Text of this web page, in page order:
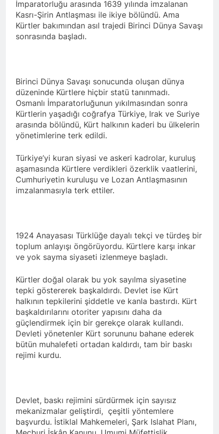
rêzdarî bi bîr tînin.
Di 79emîn salvegera
ragihandina wê de
KOMARA MEHABADÊ
RONAHÎ DIDE ME
2 Yıl Ago
Düzgün Kaplan ENKS
başkanı Mihemed İsmail ile
telefonda görüştü.
2 Yıl Ago
Hak ve Özgürlükler Partisi
HAK-PAR Parti Meclisi 11
Ocak 2025 tarihinde Ankara
Genel Merkez’de toplandı.
2 Yıl Ago
Necati TANK Erzincan-
2 Yıl Ago
HAK-PAR Suriye Kürt Ulusal
Konseyi (ENKS)
başkanlığına seçilen
Mihemed İsmail’i kutladı.
2 Yıl Ago
Roboski Katliamını
Unutmadık,
Unutturmayacağız!
2 Yıl Ago
HAK-PAR, PSK ve PWK’den
MESELESİ BARIŞÇIL
YOLLARLA VE DİYALOĞLA
ÇÖZÜLMELİDİR
2 Yıl Ago
HAK-PAR, PSK VE PWK
DİYARBAKİR-DEMİROTEL’de
gerçekleştirdikleri
konferansın ardından, 23
Aralık 2024 tarihinde saat
11.00de Gazeteciler
Cemiyetinde ortaklaştıkları bir
PWD genel başkanı Mustafa
Özçelik Türkçesini ise HAK-
PAR Genel başkan yardımcısı
Mehmet Şah Eren okudu.
2 Yıl Ago
HAK-PAR, PSK ve PWK’den
ortak konferans.’ KÜRT
MESELESİ BARIŞÇIL
2 Yıl Ago
Hakları Günü’ kutlu
olsun.
2 Yıl Ago
Esad Rejimi de döktüğü
İmparatorluğu arasında 1639 yılında imzalanan
Kasrı-Şirin Antlaşması ile ikiye bölündü. Ama
Kürtler bakımından asıl trajedi Birinci Dünya Savaşı
sonrasında başladı.
Birinci Dünya Savaşı sonucunda oluşan dünya
düzeninde Kürtlere hiçbir statü tanınmadı.
Osmanlı İmparatorluğunun yıkılmasından sonra
Kürtlerin yaşadığı coğrafya Türkiye, Irak ve Suriye
arasında bölündü, Kürt halkının kaderi bu ülkelerin
yönetimlerine terk edildi.
Türkiye’yi kuran siyasi ve askeri kadrolar, kuruluş
aşamasında Kürtlere verdikleri özerklik vaatlerini,
Cumhuriyetin kuruluşu ve Lozan Antlaşmasının
imzalanmasıyla terk ettiler.
1924 Anayasası Türklüğe dayalı tekçi ve türdeş bir
toplum anlayışı öngörüyordu. Kürtlere karşı inkar
ve yok sayma siyaseti izlenmeye başladı.
Kürtler doğal olarak bu yok sayılma siyasetine
tepki göstererek başkaldırdı. Devlet ise Kürt
halkının tepkilerini şiddetle ve kanla bastırdı. Kürt
başkaldırılarını otoriter yapısını daha da
güçlendirmek için bir gerekçe olarak kullandı.
Devleti yönetenler Kürt sorununu bahane ederek
bütün muhalefeti ortadan kaldırdı, tam bir baskı
rejimi kurdu.
Devlet, baskı rejimini sürdürmek için sayısız
mekanizmalar geliştirdi, çeşitli yöntemlere
başvurdu. İstiklal Mahkemeleri, Şark Islahat Planı,